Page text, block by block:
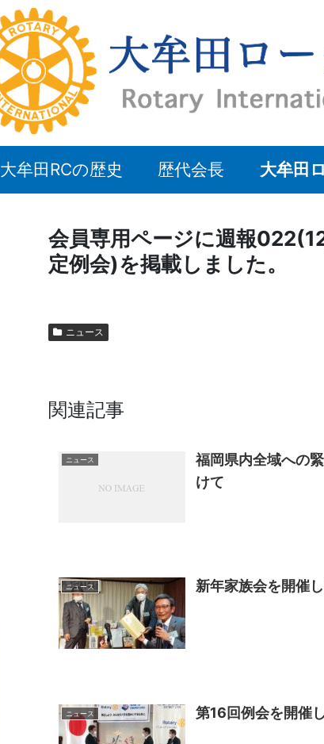
大牟田RCの歴史 歴代会長 大牟田
会員専用ページに週報
定例会)を掲載しました。
ニュース
関連記事
ニュース
福岡県内全域への
けて
ニュース 新年家族会を開催し
ニュース 第16回例会を開催